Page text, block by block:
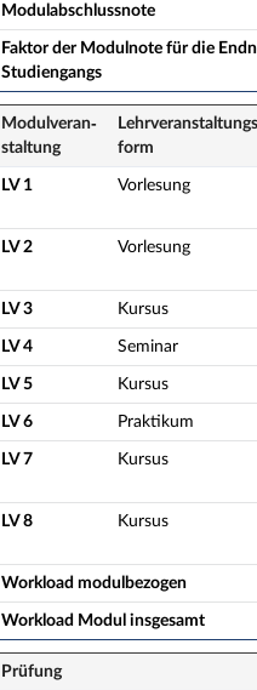
Modulabschlussnote
Faktor der Modulnote für die
Studiengangs
Modulveran­
staltung
form
LV 1 Vorlesung
LV 2 Vorlesung
LV 3 Kursus
LV 4 Seminar
LV 5 Kursus
LV 6 Praktikum
LV 7 Kursus
LV 8 Kursus
Workload modulbezogen
Workload Modul insgesamt
Prüfung